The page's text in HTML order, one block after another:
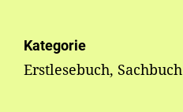
Kategorie
Erstlesebuch, Sachbuch